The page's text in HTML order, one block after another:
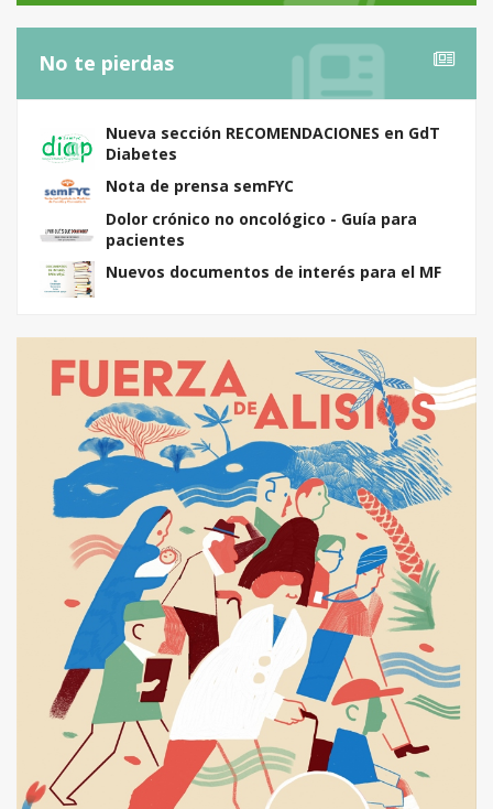
No te pierdas
Nueva sección RECOMENDACIONES en GdT
Diabetes
Nota de prensa semFYC
Dolor crónico no oncológico - Guía para
pacientes
Nuevos documentos de interés para el MF